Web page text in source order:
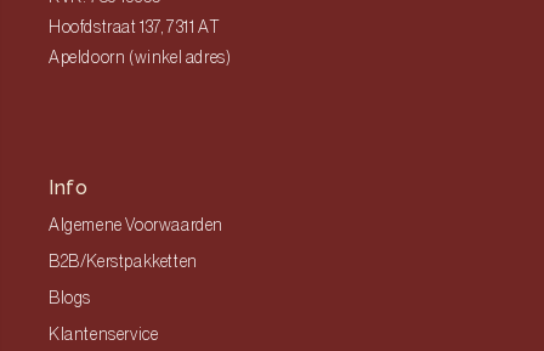
Hoofdstraat 137, 7311 AT
Apeldoorn (winkel adres)
Info
Algemene Voorwaarden
B2B/Kerstpakketten
Blogs
Klantenservice